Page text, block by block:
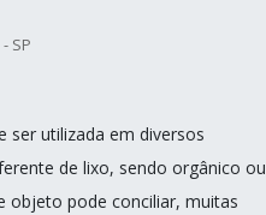
SP
ser utilizada em diversos
de lixo, sendo orgânico ou
objeto pode conciliar, muitas